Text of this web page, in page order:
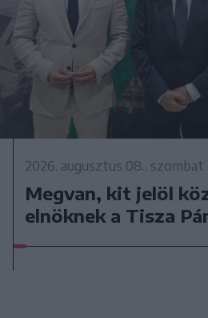
2026. augusztus 08., szombat
Megvan, kit jelöl
elnöknek a Tisza